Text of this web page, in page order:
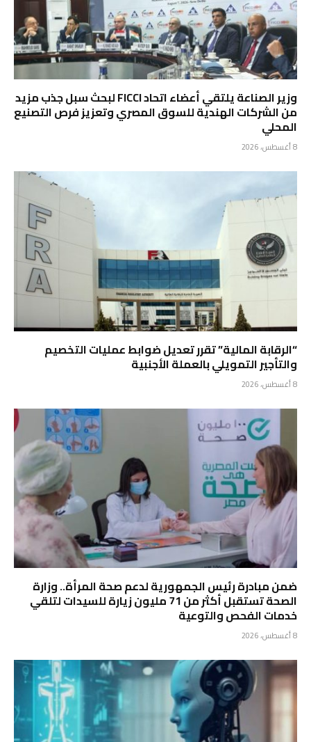
وزير الصناعة يلتقي أعضاء اتحاد FICCI لبحث سبل جذب مزيد
من الشركات الهندية للسوق المصري وتعزيز فرص التصنيع
المحلي
8 أغسطس، 2026
“الرقابة المالية” تقرر تعديل ضوابط عمليات التخصيم
والتأجير التمويلي بالعملة الأجنبية
8 أغسطس، 2026
ضمن مبادرة رئيس الجمهورية لدعم صحة المرأة.. وزارة
الصحة تستقبل أكثر من 71 مليون زيارة للسيدات لتلقي
خدمات الفحص والتوعية
8 أغسطس، 2026